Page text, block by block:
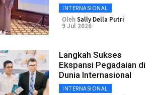
INTERNASIONAL
OlehSally Della Putri
9 Jul 2026
Langkah Sukses
Ekspansi Pegadaian di
Dunia Internasional
INTERNASIONAL